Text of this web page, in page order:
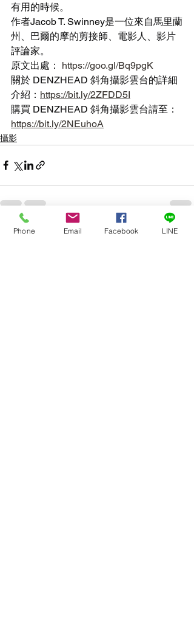
有用的時候。
作者Jacob T. Swinney是一位來自馬里蘭
州、巴爾的摩的剪接師、電影人、影片
評論家。
原文出處： https://goo.gl/Bq9pgK
關於 DENZHEAD 斜角攝影雲台的詳細
介紹： https://bit.ly/2ZFDD5I
購買 DENZHEAD 斜角攝影雲台請至：
https://bit.ly/2NEuhoA
攝影
最新文章 查看全部
Phone Email Facebook LINE